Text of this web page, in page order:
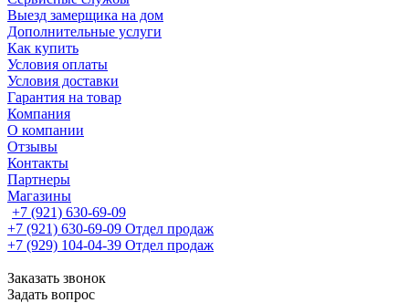
Выезд замерщика на дом
Дополнительные услуги
Как купить
Условия оплаты
Условия доставки
Гарантия на товар
Компания
О компании
Отзывы
Контакты
Партнеры
Магазины
+7 (921) 630-69-09
+7 (921) 630-69-09 Отдел продаж
+7 (929) 104-04-39 Отдел продаж
Заказать звонок
Задать вопрос